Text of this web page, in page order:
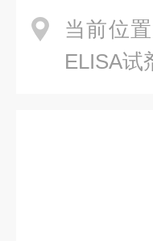
当前位置
ELISA试